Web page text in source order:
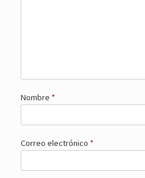
Nombre *
Correo electrónico *